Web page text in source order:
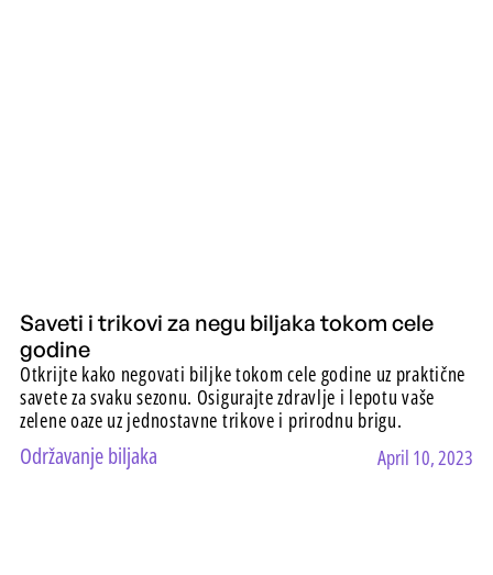
Saveti i trikovi za negu biljaka tokom cele
godine
Otkrijte kako negovati biljke tokom cele godine uz praktične
savete za svaku sezonu. Osigurajte zdravlje i lepotu vaše
zelene oaze uz jednostavne trikove i prirodnu brigu.
Održavanje biljaka April 10, 2023